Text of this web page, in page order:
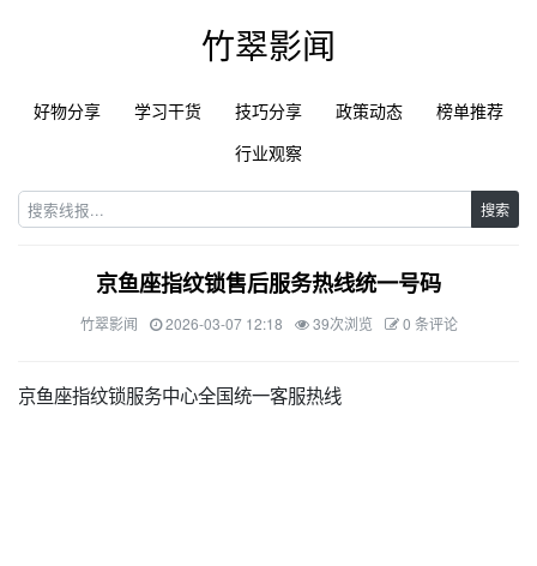
竹翠影闻
好物分享 学习干货 技巧分享 政策动态
榜单推荐
行业观察
搜索
京鱼座指纹锁售后服务热线统一号码
竹翠影闻 2026-03-07 12:18 39次浏览 0 条评论
京鱼座指纹锁服务中心全国统一客服热线